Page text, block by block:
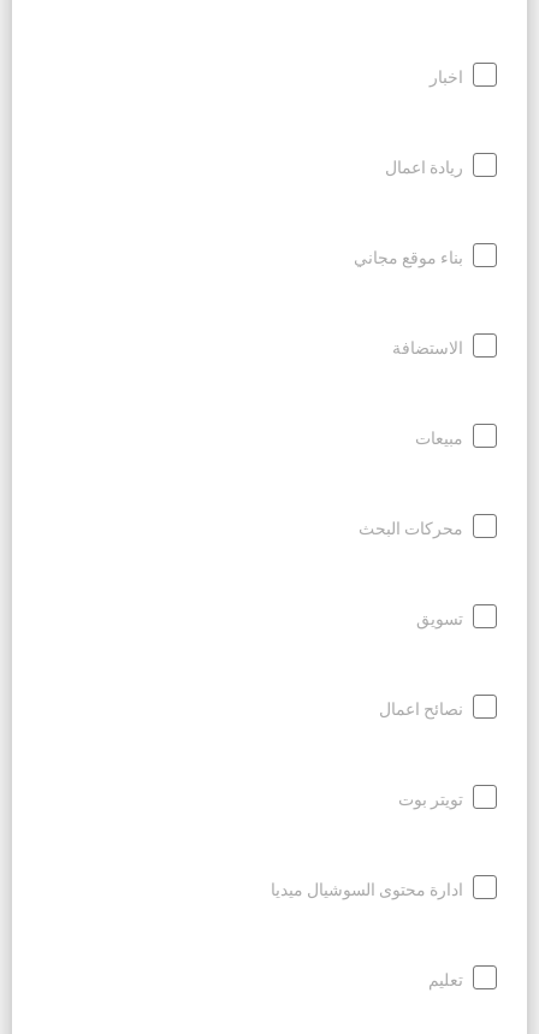
اخبار
ريادة اعمال
بناء موقع مجاني
الاستضافة
مبيعات
محركات البحث
تسويق
نصائح اعمال
تويتر بوت
ادارة محتوى السوشيال ميديا
تعليم